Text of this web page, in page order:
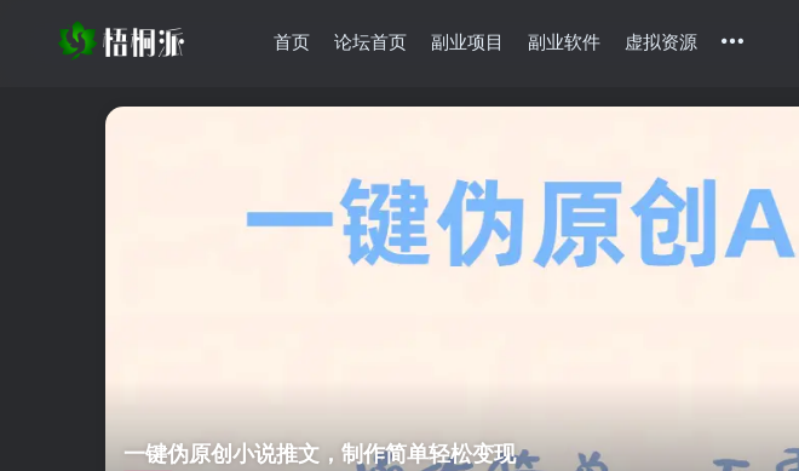
首页 论坛首页 副业项目 副业软件 虚拟资源
一键伪原创小说推文，制作简单轻松变现